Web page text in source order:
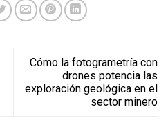
Cómo la fotogrametría con
drones potencia las
exploración geológica en el
sector minero